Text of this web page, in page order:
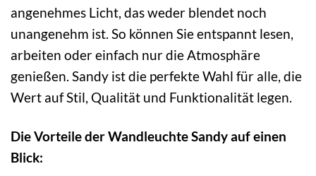
angenehmes Licht, das weder blendet noch
unangenehm ist. So können Sie entspannt lesen,
arbeiten oder einfach nur die Atmosphäre
genießen. Sandy ist die perfekte Wahl für alle, die
Wert auf Stil, Qualität und Funktionalität legen.
Die Vorteile der Wandleuchte Sandy auf einen
Blick: